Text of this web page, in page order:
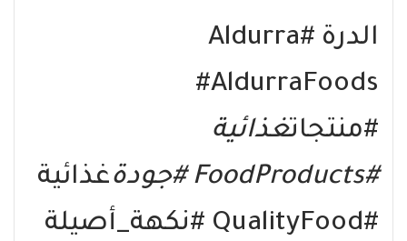
الدرة #Aldurra
#AldurraFoods
#منتجاتغذائية
#FoodProducts #جودة
غذائية
#QualityFood #نكهة_أصيلة